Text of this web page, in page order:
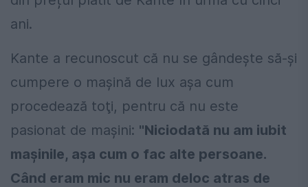
ani.
Kante a recunoscut că nu se gândește să-și
cumpere o maşină de lux aşa cum
procedează toţi, pentru că nu este
pasionat de mașini: "Niciodată nu am iubit
mașinile, așa cum o fac alte persoane.
Când eram mic nu eram deloc atras de